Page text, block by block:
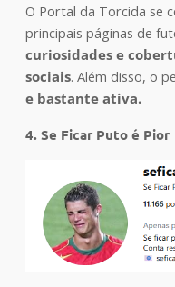
O Portal da Torcida se
principais páginas de
curiosidades e
sociais. Além disso, o
e bastante ativa.
4. Se Ficar Puto é Pior